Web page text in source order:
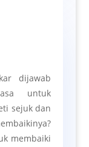
dijawab
untuk
sejuk dan
membaiki